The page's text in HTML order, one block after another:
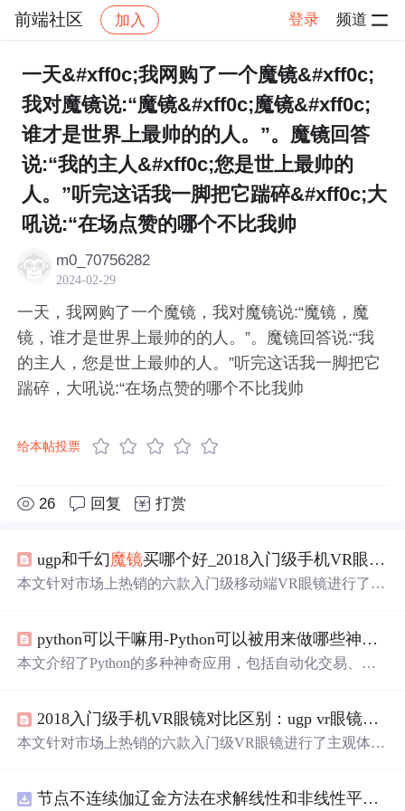
前端社区 加入 登录 频道
社区 前端社区 感慨 帖子详情
一天&#xff0c;我网购了一个魔镜&#xff0c;
我对魔镜说:“魔镜&#xff0c;魔镜&#xff0c;
谁才是世界上最帅的的人。”。魔镜回答
说:“我的主人&#xff0c;您是世上最帅的
人。”听完这话我一脚把它踹碎&#xff0c;大
吼说:“在场点赞的哪个不比我帅
m0_70756282
2024-02-29
一天，我网购了一个魔镜，我对魔镜说:“魔镜，魔
镜，谁才是世界上最帅的的人。”。魔镜回答说:“我
的主人，您是世上最帅的人。”听完这话我一脚把它
踹碎，大吼说:“在场点赞的哪个不比我帅
给本帖投票
26 回复 打赏
ugp和千幻 魔镜买哪个好_2018入门级手机VR眼镜对比区别：目前哪个vr眼镜牌子效果更好？选哪款vr眼镜性价比高，求推荐2017...
本文针对市场上热销的六款入门级移动端VR眼镜进行了主
分较低。此外，文章还探讨了影响VR体验的因素，如视场
角大小、瞳距调节等。
python可以干嘛用-Python可以被用来做哪些神奇好玩的事情
本文介绍了Python的多种神奇应用，包括自动化交易、程
求大。最后给出零基础入门建议，如学语法、做项目、了
解库和与伙伴学习。
2018入门级手机VR眼镜对比区别：ugp vr眼镜怎么样？目前哪个vr眼镜牌子效果更好，vr眼镜选哪款？
本文针对市场上热销的六款入门级VR眼镜进行了主观体验
点。
节点不连续伽辽金方法在求解线性和非线性平流方程中的一维实现（Matlab代码实现）